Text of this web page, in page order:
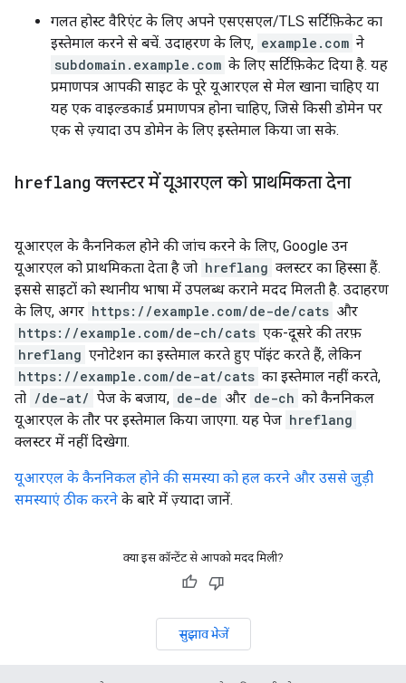
गलत होस्ट वैरिएंट के लिए अपने एसएसएल/TLS सर्टिफ़िकेट का
इस्तेमाल करने से बचें. उदाहरण के लिए, example.com ने
subdomain.example.com के लिए सर्टिफ़िकेट दिया है. यह
प्रमाणपत्र आपकी साइट के पूरे यूआरएल से मेल खाना चाहिए या
यह एक वाइल्डकार्ड प्रमाणपत्र होना चाहिए, जिसे किसी डोमेन पर
एक से ज़्यादा उप डोमेन के लिए इस्तेमाल किया जा सके.
hreflang क्लस्टर में यूआरएल को प्राथमिकता देना
यूआरएल के कैननिकल होने की जांच करने के लिए, Google उन
यूआरएल को प्राथमिकता देता है जो hreflang क्लस्टर का हिस्सा हैं.
इससे साइटों को स्थानीय भाषा में उपलब्ध कराने मदद मिलती है. उदाहरण
के लिए, अगर https://example.com/de-de/cats और
https://example.com/de-ch/cats एक-दूसरे की तरफ़
hreflang एनोटेशन का इस्तेमाल करते हुए पॉइंट करते हैं, लेकिन
https://example.com/de-at/cats का इस्तेमाल नहीं करते,
तो /de-at/ पेज के बजाय, de-de और de-ch को कैननिकल
यूआरएल के तौर पर इस्तेमाल किया जाएगा. यह पेज hreflang
क्लस्टर में नहीं दिखेगा.
यूआरएल के कैननिकल होने की समस्या को हल करने और उससे जुड़ी
समस्याएं ठीक करने के बारे में ज़्यादा जानें.
क्या इस कॉन्टेंट से आपको मदद मिली?
सुझाव भेजें